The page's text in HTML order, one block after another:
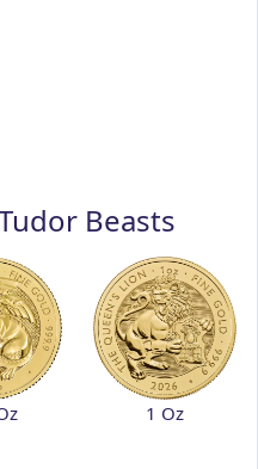
Beasts
1 Oz